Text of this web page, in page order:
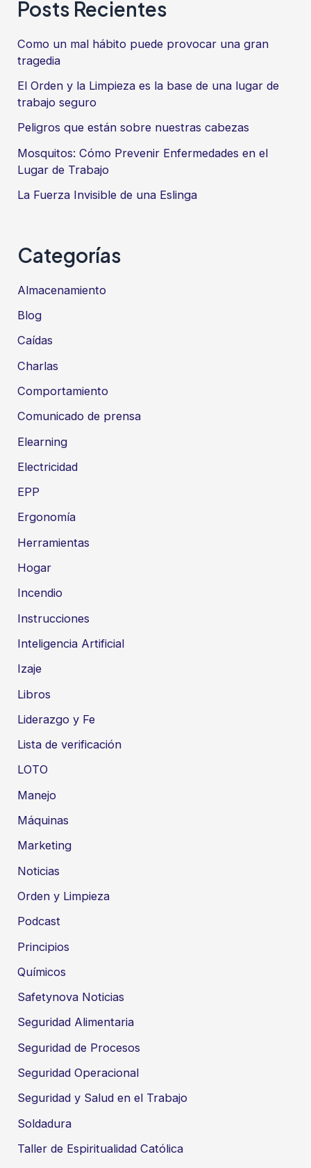
Posts Recientes
Como un mal hábito puede provocar una gran
tragedia
El Orden y la Limpieza es la base de una lugar de
trabajo seguro
Peligros que están sobre nuestras cabezas
Mosquitos: Cómo Prevenir Enfermedades en el
Lugar de Trabajo
La Fuerza Invisible de una Eslinga
Categorías
Almacenamiento
Blog
Caídas
Charlas
Comportamiento
Comunicado de prensa
Elearning
Electricidad
EPP
Ergonomía
Herramientas
Hogar
Incendio
Instrucciones
Inteligencia Artificial
Izaje
Libros
Liderazgo y Fe
Lista de verificación
LOTO
Manejo
Máquinas
Marketing
Noticias
Orden y Limpieza
Podcast
Principios
Químicos
Safetynova Noticias
Seguridad Alimentaria
Seguridad de Procesos
Seguridad Operacional
Seguridad y Salud en el Trabajo
Soldadura
Taller de Espiritualidad Católica